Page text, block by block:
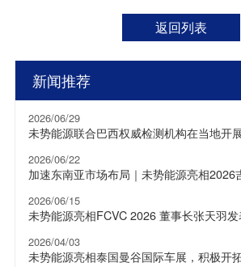
返回列表
新闻推荐
2026/06/29
未势能源联合巴西权威检测机构在当地开
2026/06/22
加速东南亚市场布局｜未势能源亮相2026
2026/06/15
未势能源亮相FCVC 2026 董事长张天羽
2026/04/03
未势能源亮相泰国曼谷国际车展，积极开